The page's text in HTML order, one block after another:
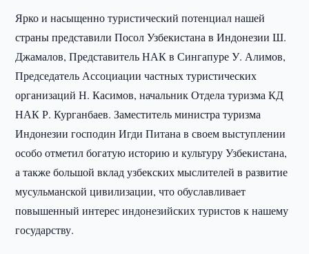
Ярко и насыщенно туристический потенциал нашей
страны представили Посол Узбекистана в Индонезии Ш.
Джамалов, Представитель НАК в Сингапуре У. Алимов,
Председатель Ассоциации частных туристических
организаций Н. Касимов, начальник Отдела туризма КД
НАК Р. Курганбаев. Заместитель министра туризма
Индонезии господин Игди Питана в своем выступлении
особо отметил богатую историю и культуру Узбекистана,
а также большой вклад узбекских мыслителей в развитие
мусульманской цивилизации, что обуславливает
повышенный интерес индонезийских туристов к нашему
государству.